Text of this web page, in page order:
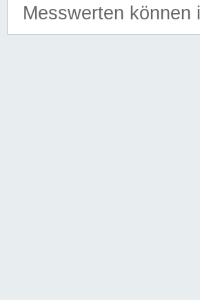
Messwerten können